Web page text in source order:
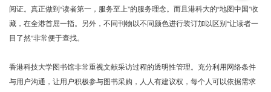
阅证。真正做到“读者第一，服务至上”的服务理念。而且港科大的“地图中国”收
藏，在全港首屈一指。另外，不同刊物以不同颜色进行装订加以区别“让读者一
目了然”非常便于查找。
香港科技大学图书馆非常重视文献采访过程的透明性管理。充分利用网络条件
与用户沟通，让用户积极参与图书采购，人人有建议权，每个人可以依据需求